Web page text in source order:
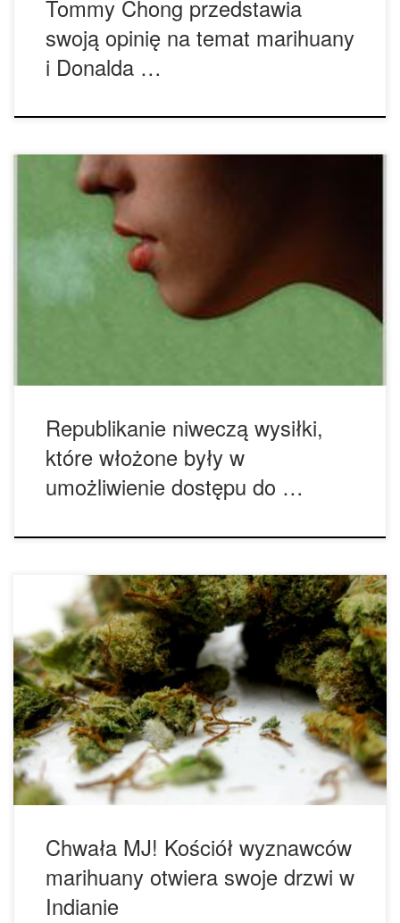
Tommy Chong przedstawia
swoją opinię na temat marihuany
i Donalda …
Republikanie usunęli kawałek tekstu z ustawy, który miał za
zadanie poszerzenie dostępu do medycznej marihuany i tym
samym zakwalifikowanie do stosowania jej weteranów
wojskowych. Większość polityków, z zarówno Amerykańskiej
Izby oraz Senatu głosowało w maju za zmianą ustawy i
dodaniu weteranów do listy osób, które korzystać będą
Republikanie niweczą wysiłki,
które włożone były w
umożliwienie dostępu do …
Indianapolis – Dziesiątki ludzi ubranych w koszulki z liśćmi
marihuany, zebrało się pod kościołem, który został
utworzony jako test nowej ustawy w Indianie. Uczestnicy
inauguracyjnego wydarzenia w środę zamierzali uczcić
otwarcie kościoła bez swojego nielegalnego sakramentu,
ponieważ władze groziły im aresztowaniem, jeśli zostanie
tam zapalona marihuana. Sąsiedzi, którzy sprzeciwiają się
[…]
Chwała MJ! Kościół wyznawców
marihuany otwiera swoje drzwi w
Indianie